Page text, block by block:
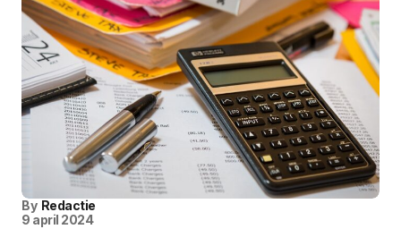
By Redactie
9 april 2024